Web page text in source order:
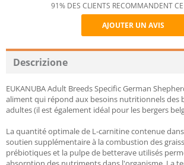
91% DES CLIENTS RECOMMANDENT
AJOUTER UN AVIS
Descrizione
EUKANUBA Adult Breeds Specific German
aliment qui répond aux besoins nutritionnels des
adultes (il est également idéal pour les bergers
La quantité optimale de L-carnitine contenue
soutien supplémentaire à la combustion des
prébiotiques et la pulpe de betterave utilisés